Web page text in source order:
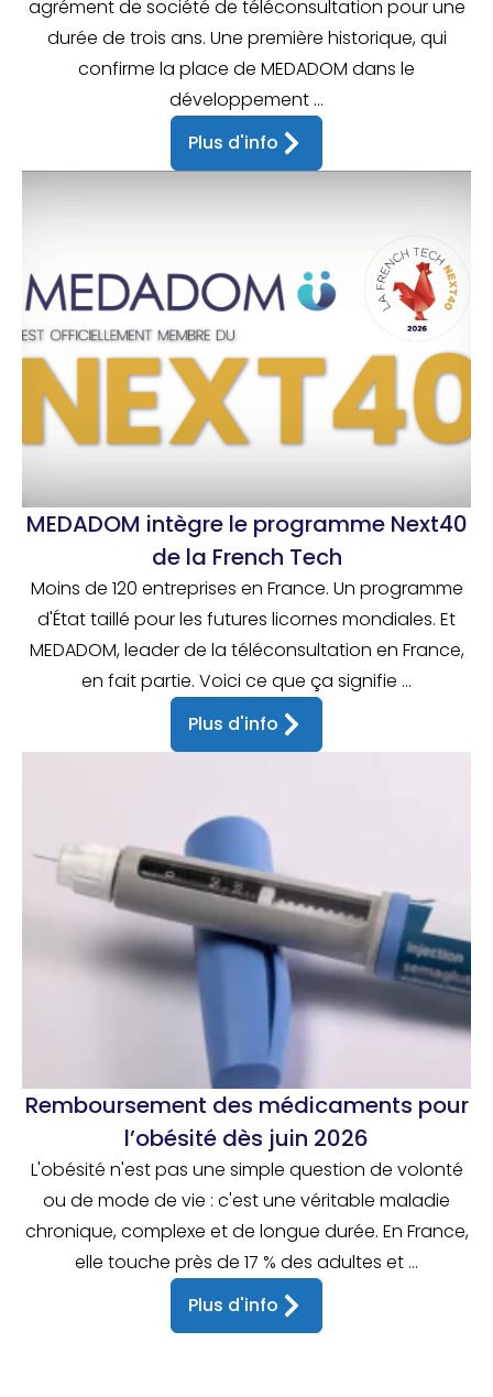
agrément de société de téléconsultation pour une
durée de trois ans. Une première historique, qui
confirme la place de MEDADOM dans le
développement ...
Plus d'info
MEDADOM intègre le programme Next40
de la French Tech
Moins de 120 entreprises en France. Un programme
d'État taillé pour les futures licornes mondiales. Et
MEDADOM, leader de la téléconsultation en France,
en fait partie. Voici ce que ça signifie ...
Plus d'info
Remboursement des médicaments pour
l’obésité dès juin 2026
L'obésité n'est pas une simple question de volonté
ou de mode de vie : c'est une véritable maladie
chronique, complexe et de longue durée. En France,
elle touche près de 17 % des adultes et ...
Plus d'info